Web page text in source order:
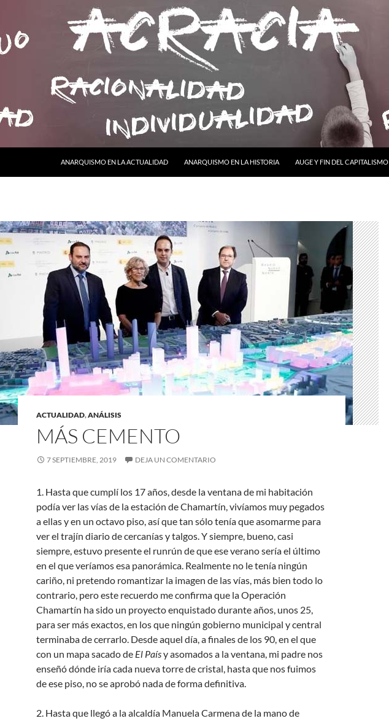
ANARQUISMO EN LA ACTUALIDAD
ANARQUISMO EN LA HISTORIA AUGE Y FIN DEL CAPITALISMO
ACTUALIDAD,ANÁLISIS
MÁS CEMENTO
7 SEPTIEMBRE, 2019 DEJA UN COMENTARIO
1. Hasta que cumplí los 17 años, desde la ventana de mi habitación
podía ver las vías de la estación de Chamartín, vivíamos muy pegados
a ellas y en un octavo piso, así que tan sólo tenía que asomarme para
ver el trajín diario de cercanías y talgos. Y siempre, bueno, casi
siempre, estuvo presente el runrún de que ese verano sería el último
en el que veríamos esa panorámica. Realmente no letenía ningún
cariño, ni pretendo romantizar la imagen de las vías, más bien todo lo
contrario, pero este recuerdo me confirma que la Operación
Chamartín ha sido un proyecto enquistado durante años, unos 25,
para ser más exactos, en los que ningún gobierno municipal y central
terminaba de cerrarlo. Desde aquel día, a finales de los 90, en el que
con un mapa sacado de El Paísy asomados a la ventana, mi padre nos
enseñó dónde iría cada nueva torre de cristal, hasta que nos fuimos
de ese piso, no se aprobó nada de forma definitiva.
2. Hasta que llegó a la alcaldía Manuela Carmena de la mano de